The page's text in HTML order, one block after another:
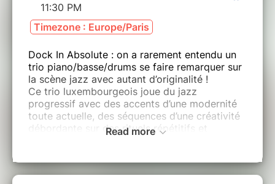
11:30 PM
Timezone : Europe/Paris
Dock In Absolute : on a rarement entendu un
trio piano/basse/drums se faire remarquer sur
la scène jazz avec autant d’originalité !
Ce trio luxembourgeois joue du jazz
progressif avec des accents d’une modernité
toute actuelle, des séquences d’une créativité
débordante sur des rituels répétitifs et
la musique répétitive, ou même les sons de
l’Orient.
Read more